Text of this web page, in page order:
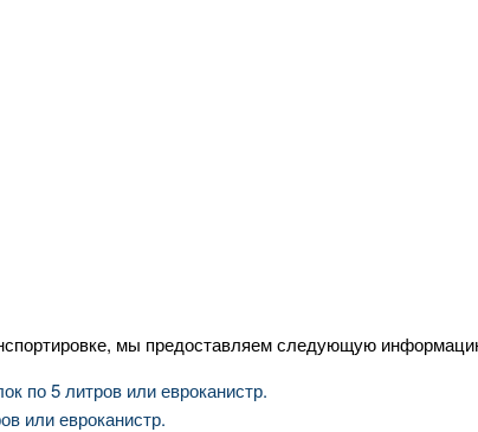
мы предоставляем следующую
по 5 литров или евроканистр.
или евроканистр.